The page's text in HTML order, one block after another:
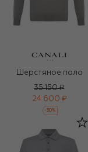
Шерстяное поло
35 150 ₽
24 600 ₽
-30%